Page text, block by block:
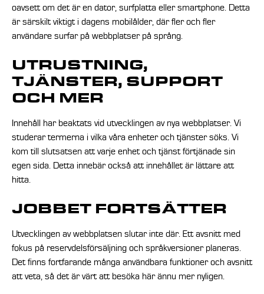
oavsett om det är en dator, surfplatta eller smartphone. Detta
är särskilt viktigt i dagens mobilålder, där fler och fler
användare surfar på webbplatser på språng.
UTRUSTNING,
TJÄNSTER, SUPPORT
OCH MER
Innehåll har beaktats vid utvecklingen av nya webbplatser. Vi
studerar termerna i vilka våra enheter och tjänster söks. Vi
kom till slutsatsen att varje enhet och tjänst förtjänade sin
egen sida. Detta innebär också att innehållet är lättare att
hitta.
JOBBET FORTSÄTTER
Utvecklingen av webbplatsen slutar inte där. Ett avsnitt med
fokus på reservdelsförsäljning och språkversioner planeras.
Det finns fortfarande många användbara funktioner och avsnitt
att veta, så det är värt att besöka här ännu mer nyligen.